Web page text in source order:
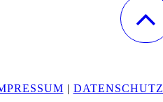
| DATENSCHUTZ